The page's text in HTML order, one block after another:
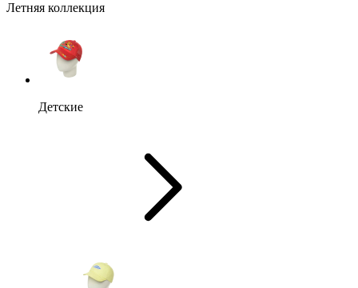
Летняя коллекция
Детские